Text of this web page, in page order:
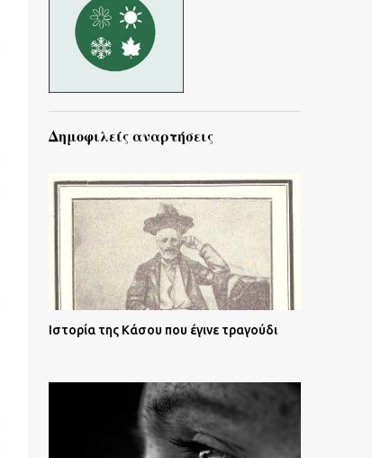
Δημοφιλείς αναρτήσεις
Ιστορία της Κάσου που έγινε τραγούδι